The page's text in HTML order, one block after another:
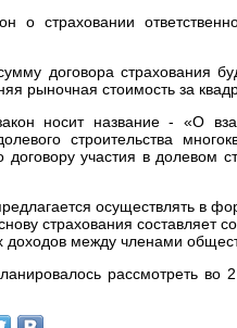
о страховании
договора страхования
рыночная стоимость за
носит название - «О
строительства
договору участия в долевом
осуществлять в
страхования составляет
между членами
рассмотреть